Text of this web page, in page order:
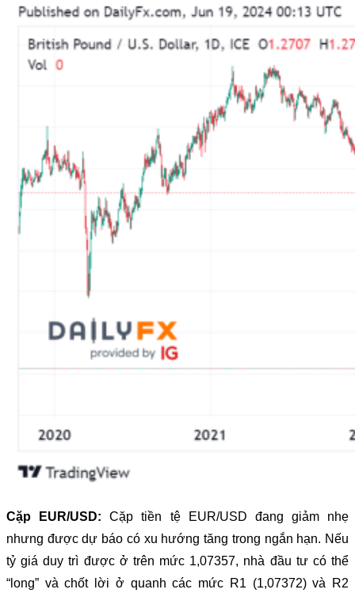
Cặp EUR/USD:Cặp tiền tệ EUR/USD đang giảm nhẹ
nhưng được dự báo có xu hướng tăng trong ngắn hạn. Nếu
tỷ giá duy trì được ở trên mức 1,07357, nhà đầu tư có thể
“long” và chốt lời ở quanh các mức R1 (1,07372) và R2